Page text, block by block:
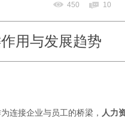
450 10
用与发展趋势
连接企业与员工的桥梁， 人力